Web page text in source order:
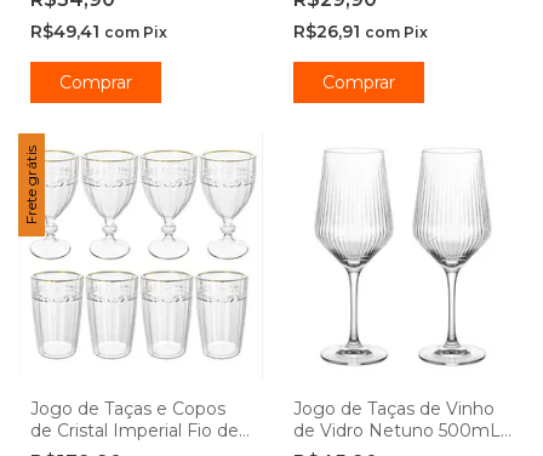
R$49,41 com Pix
Comprar
R$26,91 com Pix
Comprar
Frete grátis
Jogo de Taças e Copos
de Cristal Imperial Fio de
Jogo de Taças de Vinho
de Vidro Netuno 500mL -